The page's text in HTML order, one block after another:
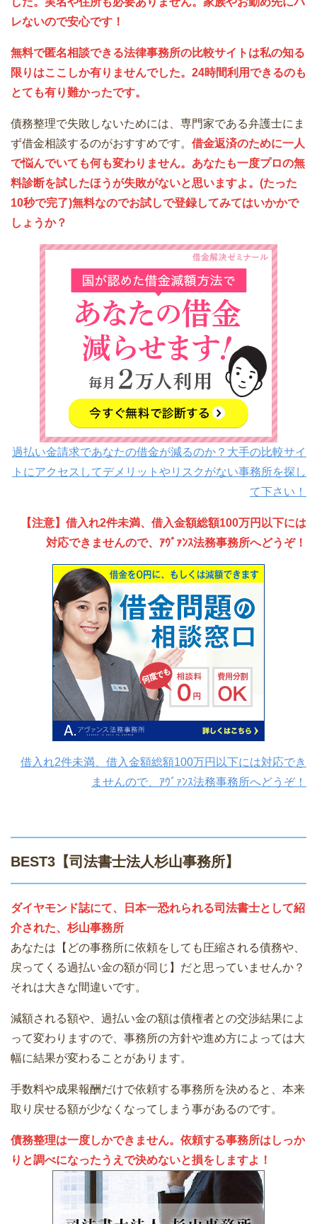
レないので安心です！
無料で匿名相談できる法律事務所の比較サイトは私の知る
限りはここしか有りませんでした。24時間利用できるのも
とても有り難かったです。
債務整理で失敗しないためには、専門家である弁護士にま
ず借金相談するのがおすすめです。 借金返済のために一人
で悩んでいても何も変わりません。あなたも一度プロの無
料診断を試したほうが失敗がないと思いますよ。(たった
10秒で完了)無料なのでお試しで登録してみてはいかかで
しょうか？
過払い金請求であなたの借金が減るのか？大手の比較サイ
トにアクセスしてデメリットやリスクがない事務所を探し
て下さい！
【注意】借入れ2件未満、借入金額総額100万円以下には
対応できませんので、ｱｳﾞｧﾝｽ法務事務所へどうぞ！
借入れ2件未満、借入金額総額100万円以下には対応でき
ませんので、ｱｳﾞｧﾝｽ法務事務所へどうぞ！
BEST3【司法書士法人杉山事務所】
ダイヤモンド誌にて、日本一恐れられる司法書士として紹
介された、杉山事務所
あなたは【どの事務所に依頼をしても圧縮される債務や、
戻ってくる過払い金の額が同じ】だと思っていませんか？
それは大きな間違いです。
減額される額や、過払い金の額は債権者との交渉結果によ
って変わりますので、事務所の方針や進め方によっては大
幅に結果が変わることがあります。
手数料や成果報酬だけで依頼する事務所を決めると、本来
取り戻せる額が少なくなってしまう事があるのです。
債務整理は一度しかできません。依頼する事務所はしっか
りと調べになったうえで決めないと損をしますよ！